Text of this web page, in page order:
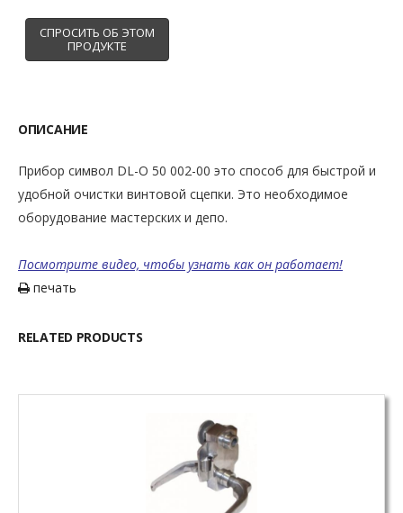
ОПИСАНИЕ
Прибор символ DL-O 50 002-00 это способ для быстрой и
удобной очистки винтовой сцепки. Это необходимое
оборудование мастерских и депо.
Посмотрите видео, чтобы узнать как он работает!
печать
RELATED PRODUCTS